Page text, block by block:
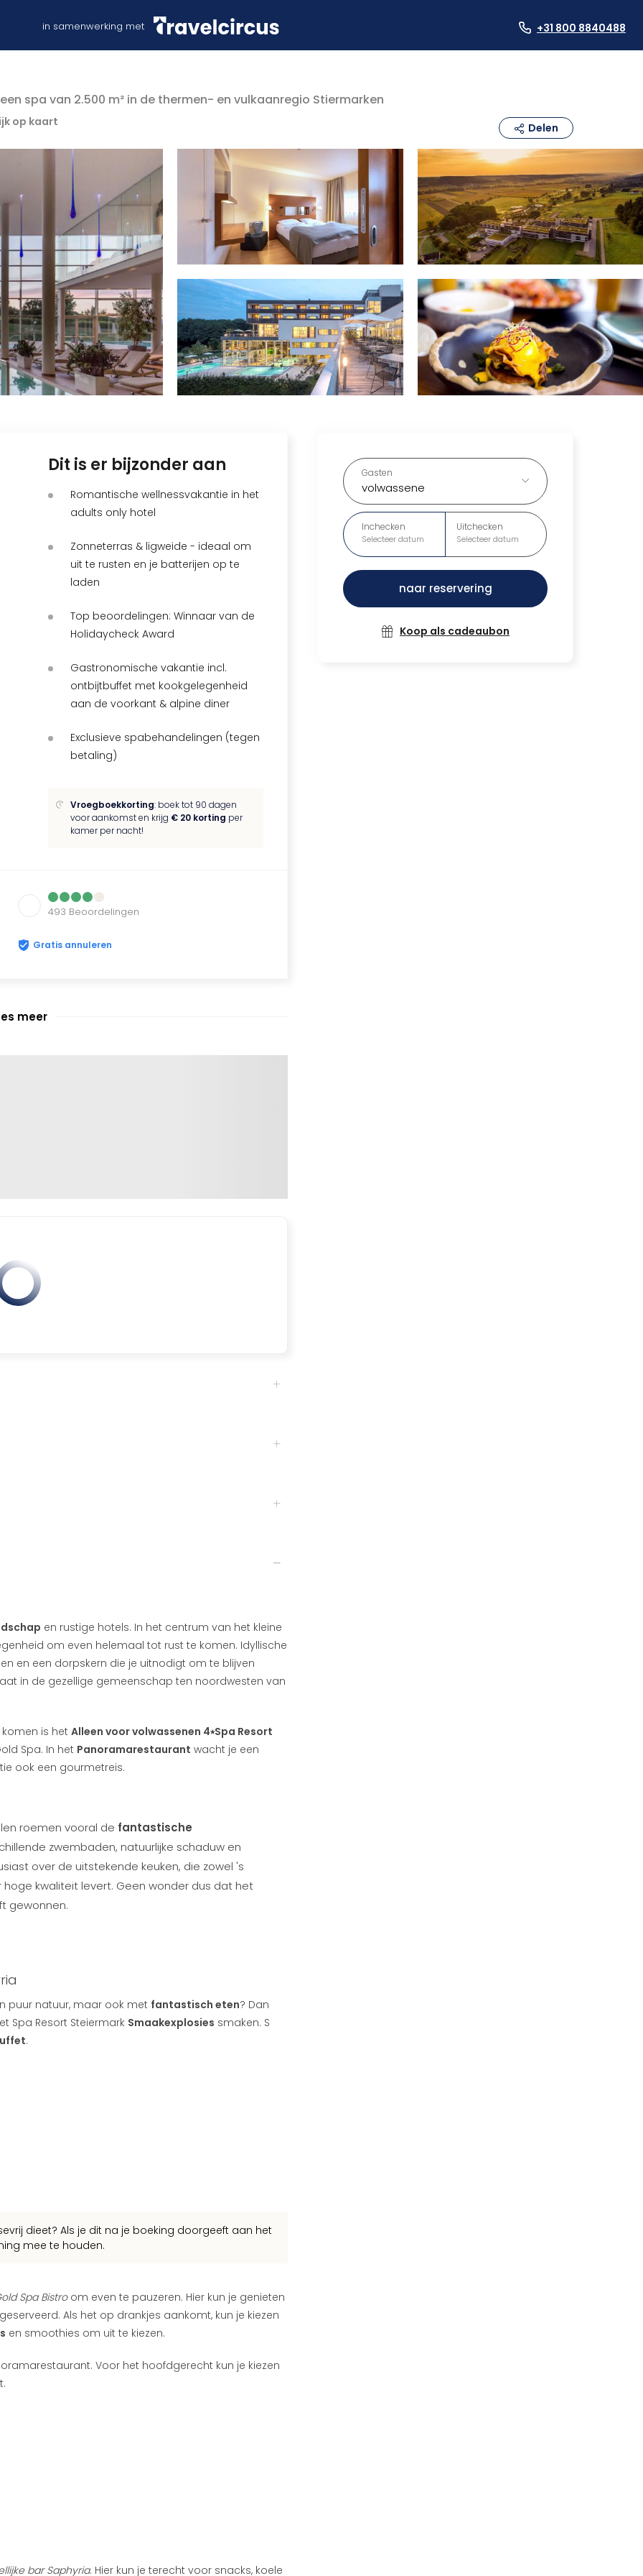
in samenwerking met +31 800 8840488
spa van 2.500 m² in de thermen- en vulkaanregio Stiermarken
op kaart Delen
Gasten
volwassene
Inchecken
Selecteer datum
Uitchecken
Selecteer datum
naar reservering
Koop als cadeaubon
Dit is er bijzonder aan
Romantische wellnessvakantie in het
adults only hotel
Zonneterras & ligweide - ideaal om
uit te rusten en je batterijen op te
laden
Top beoordelingen: Winnaar van de
Holidaycheck Award
Gastronomische vakantie incl.
ontbijtbuffet met kookgelegenheid
aan de voorkant & alpine diner
Exclusieve spabehandelingen (tegen
betaling)
Vroegboekkorting: boek tot 90 dagen
voor aankomst en krijg € 20 korting per
kamer per nacht!
493 Beoordelingen
Gratis annuleren
meer
en rustige hotels. In het centrum van het kleine
om even helemaal tot rust te komen. Idyllische
en een dorpskern die je uitnodigt om te blijven
in de gezellige gemeenschap ten noordwesten van
is het Alleen voor volwassenen 4⭑Spa Resort
Spa. In het Panoramarestaurant wacht je een
ook een gourmetreis.
roemen vooral de fantastische
zwembaden, natuurlijke schaduw en
over de uitstekende keuken, die zowel 's
kwaliteit levert. Geen wonder dus dat het
gewonnen.
puur natuur, maar ook met fantastisch eten? Dan
Spa Resort Steiermark Smaakexplosies smaken. S
.
dieet? Als je dit na je boeking doorgeeft aan het
mee te houden.
Spa Bistroom even te pauzeren. Hier kun je genieten
Als het op drankjes aankomt, kun je kiezen
en smoothies om uit te kiezen.
Voor het hoofdgerecht kun je kiezen
bar Saphyria. Hier kun je terecht voor snacks, koele